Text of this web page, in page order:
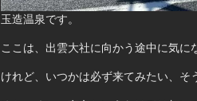
玉造温泉です。
ここは、出雲大社に向かう途中に気に
けれど、いつかは必ず来てみたい、そ